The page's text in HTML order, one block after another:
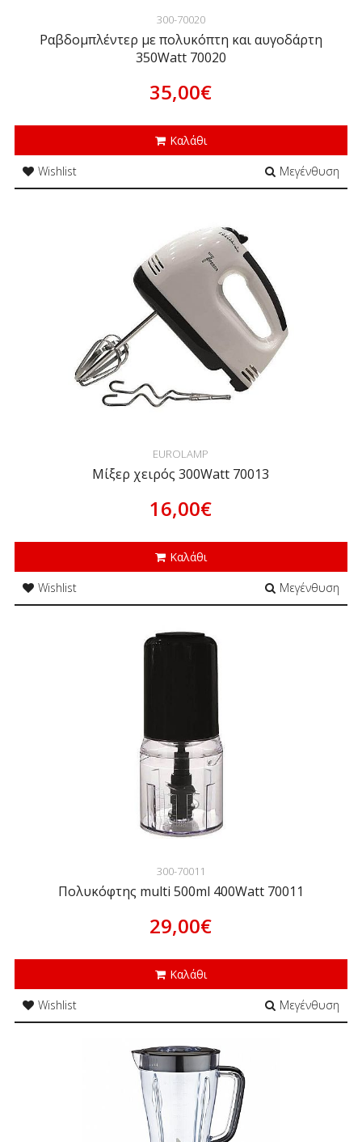
300-70020
Ραβδομπλέντερ με πολυκόπτη και αυγοδάρτη
350Watt 70020
35,00€
Καλάθι
Wishlist
Μεγένθυση
EUROLAMP
Μίξερ χειρός 300Watt 70013
16,00€
Καλάθι
Wishlist
Μεγένθυση
300-70011
Πολυκόφτης multi 500ml 400Watt 70011
29,00€
Καλάθι
Wishlist
Μεγένθυση